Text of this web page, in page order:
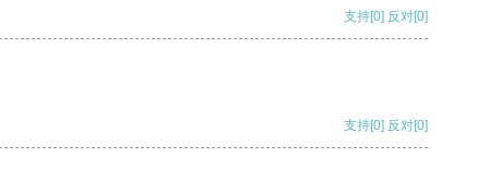
支持[0] 反对[0]
支持[0] 反对[0]